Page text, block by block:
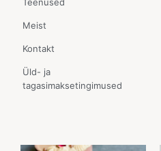
Teenused
Meist
Kontakt
Üld- ja
tagasimaksetingimused